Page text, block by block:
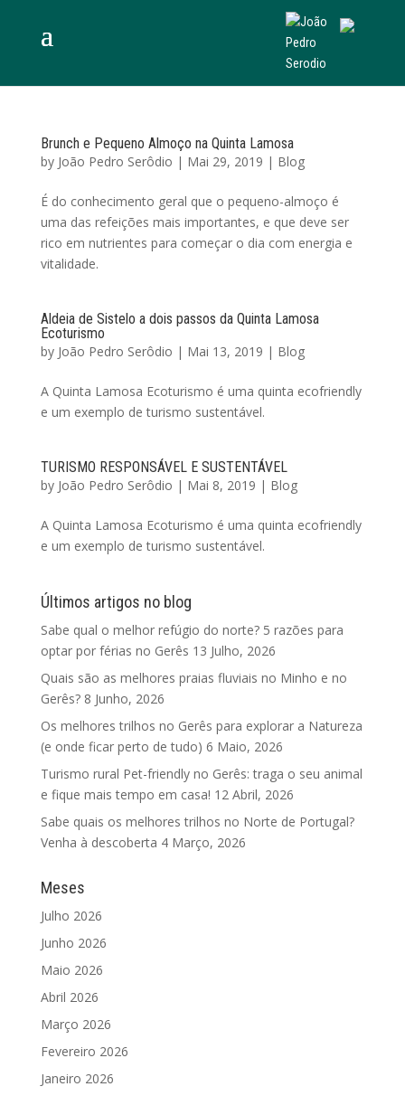
Brunch e Pequeno Almoço na Quinta Lamosa
by João Pedro Serôdio | Mai 29, 2019 | Blog
É do conhecimento geral que o pequeno-almoço é
uma das refeições mais importantes, e que deve ser
rico em nutrientes para começar o dia com energia e
vitalidade.
Aldeia de Sistelo a dois passos da Quinta Lamosa
Ecoturismo
by João Pedro Serôdio | Mai 13, 2019 | Blog
A Quinta Lamosa Ecoturismo é uma quinta ecofriendly
e um exemplo de turismo sustentável.
TURISMO RESPONSÁVEL E SUSTENTÁVEL
by João Pedro Serôdio | Mai 8, 2019 | Blog
A Quinta Lamosa Ecoturismo é uma quinta ecofriendly
e um exemplo de turismo sustentável.
Últimos artigos no blog
Sabe qual o melhor refúgio do norte? 5 razões para
optar por férias no Gerês 13 Julho, 2026
Quais são as melhores praias fluviais no Minho e no
Gerês? 8 Junho, 2026
Os melhores trilhos no Gerês para explorar a Natureza
(e onde ficar perto de tudo) 6 Maio, 2026
Turismo rural Pet-friendly no Gerês: traga o seu animal
e fique mais tempo em casa! 12 Abril, 2026
Sabe quais os melhores trilhos no Norte de Portugal?
Venha à descoberta 4 Março, 2026
Meses
Julho 2026
Junho 2026
Maio 2026
Abril 2026
Março 2026
Fevereiro 2026
Janeiro 2026